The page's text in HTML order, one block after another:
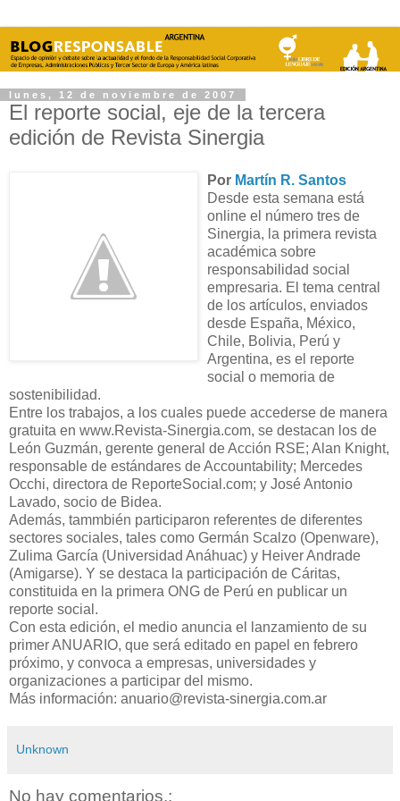
lunes, 12 de noviembre de 2007
El reporte social, eje de la tercera
edición de Revista Sinergia
Por Martín R. Santos
Desde esta semana está
online el número tres de
Sinergia, la primera revista
académica sobre
responsabilidad social
empresaria. El tema central
de los artículos, enviados
desde España, México,
Chile, Bolivia, Perú y
Argentina, es el reporte
social o memoria de
sostenibilidad.
Entre los trabajos, a los cuales puede accederse de manera
gratuita en www.Revista-Sinergia.com, se destacan los de
León Guzmán, gerente general de Acción RSE; Alan Knight,
responsable de estándares de Accountability; Mercedes
Occhi, directora de ReporteSocial.com; y José Antonio
Lavado, socio de Bidea.
Además, tammbién participaron referentes de diferentes
sectores sociales, tales como Germán Scalzo (Openware),
Zulima García (Universidad Anáhuac) y Heiver Andrade
(Amigarse). Y se destaca la participación de Cáritas,
constituida en la primera ONG de Perú en publicar un
reporte social.
Con esta edición, el medio anuncia el lanzamiento de su
primer ANUARIO, que será editado en papel en febrero
próximo, y convoca a empresas, universidades y
organizaciones a participar del mismo.
Más información: anuario@revista-sinergia.com.ar
Unknown
No hay comentarios.: